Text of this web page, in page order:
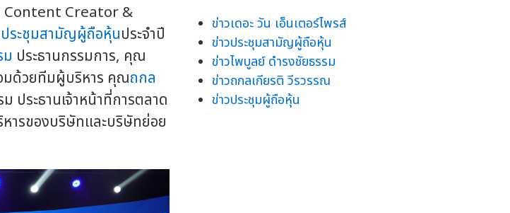
Content Creator &
ประชุมสามัญผู้ถือหุ้นประจำปี
ประธานกรรมการ, คุณ
มด้วยทีมผู้บริหาร คุณถกล
ประธานเจ้าหน้าที่การตลาด
ารของบริษัทและบริษัทย่อย
ข่าวเดอะ วัน เอ็นเตอร์ไพรส์
ข่าวประชุมสามัญผู้ถือหุ้น
ข่าวไพบูลย์ ดำรงชัยธรรม
ข่าวถกลเกียรติ วีรวรรณ
ข่าวประชุมผู้ถือหุ้น